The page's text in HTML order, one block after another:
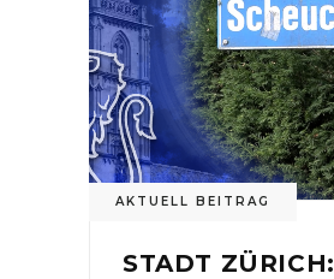
AKTUELL BEITRAG
STADT ZÜRICH: